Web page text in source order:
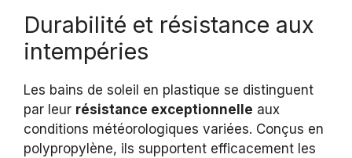
Durabilité et résistance aux
intempéries
Les bains de soleil en plastique se distinguent
par leur résistance exceptionnelle aux
conditions météorologiques variées. Conçus en
polypropylène, ils supportent efficacement les